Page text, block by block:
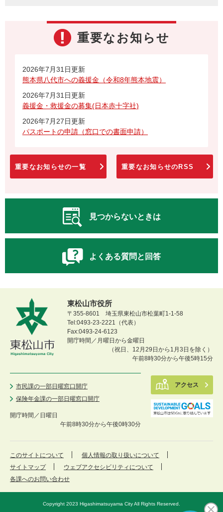
重要なお知らせ
2026年7月31日更新
熊本県八代市への義援金（令和8年熊本地震）
2026年7月31日更新
義援金・救援金の募集(日本赤十字社)
2026年7月27日更新
パスポートの申請（窓口での書面申請）
重要なお知らせの一覧 重要なお知らせのRSS
見つからないときは
よくある質問と回答
東松山市役所
〒355-8601 埼玉県東松山市松葉町1-1-58
Tel:0493-23-2221（代表）
Fax:0493-24-6123
開庁時間／月曜日から金曜日
（祝日、12月29日から1月3日を除く）
午前8時30分から午後5時15分
市民課の一部日曜窓口開庁
保険年金課の一部日曜窓口開庁
開庁時間／ 日曜日
午前8時30分から午後0時30分
アクセス
このサイトについて
個人情報の取り扱いについて
サイトマップ
ウェブアクセシビリティについて
各課へのお問い合わせ
Copyright 2023 Higashimatsuyama City All Rights Reserved.